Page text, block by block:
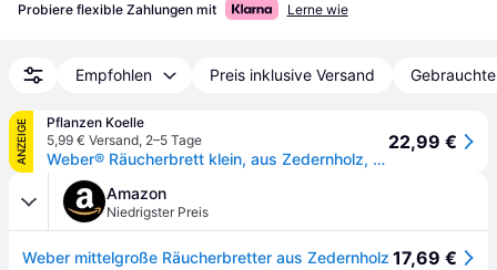
Probiere flexible Zahlungen mit Lerne wie
Empfohlen Preis inklusive Versand
ANZEIGE
Pflanzen Koelle
5,99 € Versand, 2–5 Tage
Weber® Räucherbrett klein, aus Zedernholz, 30 x 15 cm, 2 Stück
22,99 €
Amazon
Niedrigster Preis
Weber mittelgroße Räucherbretter aus Zedernholz 17,69 €